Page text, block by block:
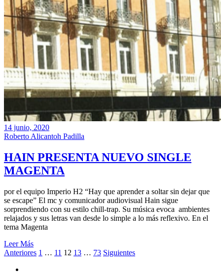
14 junio, 2020
Roberto Alicantoh Padilla
HAIN PRESENTA NUEVO SINGLE
MAGENTA
por el equipo Imperio H2 “Hay que aprender a soltar sin dejar que
se escape” El mc y comunicador audiovisual Hain sigue
sorprendiendo con su estilo chill-trap. Su música evoca ambientes
relajados y sus letras van desde lo simple a lo más reflexivo. En el
tema Magenta
Leer Más
Navegación
Anteriores 1 … 11 12 13 … 73 Siguientes